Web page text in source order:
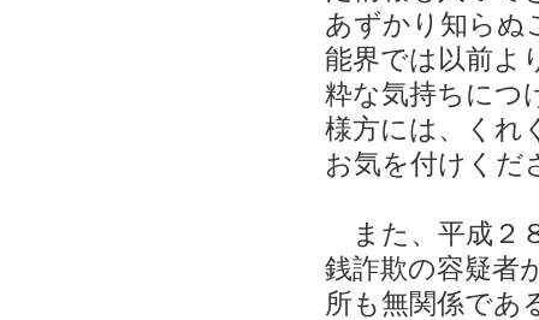
あずかり知らぬ
能界では以前よ
粋な気持ちにつ
様方には、くれ
お気を付けくだ
また、平成２
銭詐欺の容疑者
所も無関係であ